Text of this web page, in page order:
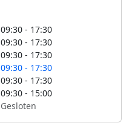
09:30 - 17:30
09:30 - 17:30
09:30 - 17:30
09:30 - 17:30
09:30 - 17:30
09:30 - 15:00
Gesloten